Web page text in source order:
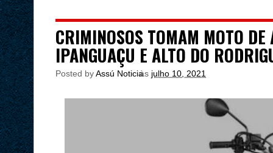
CRIMINOSOS TOMAM MOTO DE
IPANGUAÇU E ALTO DO
Posted byAssú Noticia
às julho 10, 2021